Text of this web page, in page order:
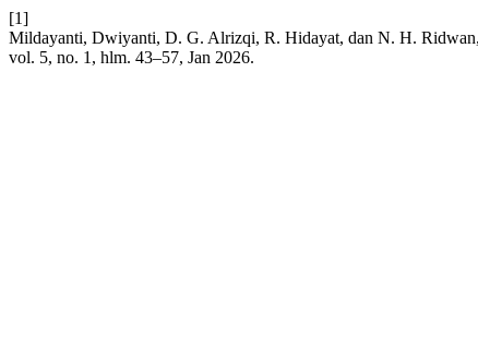
[1]
Mildayanti, Dwiyanti, D. G. Alrizqi, R. Hidayat, dan N. H. Ridwan,
vol. 5, no. 1, hlm. 43–57, Jan 2026.